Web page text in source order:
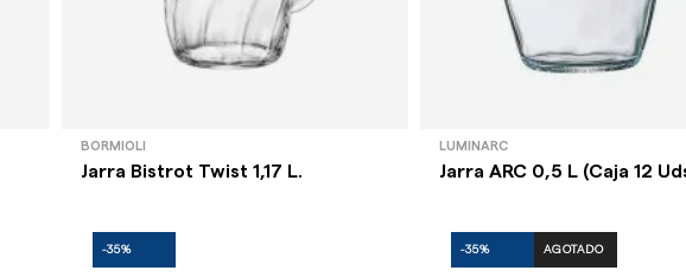
BORMIOLI
Jarra Bistrot Twist 1,17 L.
-35%
LUMINARC
Jarra ARC 0,5 L (Caja 12
-35% AGOTADO